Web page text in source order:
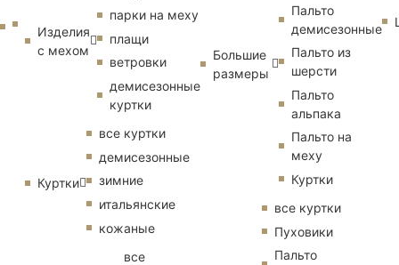
Изделия
с мехом
парки на меху
плащи
ветровки
демисезонные
куртки
Куртки
все куртки
демисезонные
зимние
итальянские
кожаные
все
Большие
размеры
Пальто
демисезонные
Пальто из
шерсти
Пальто
альпака
Пальто на
меху
Куртки
все куртки
Пуховики
Пальто